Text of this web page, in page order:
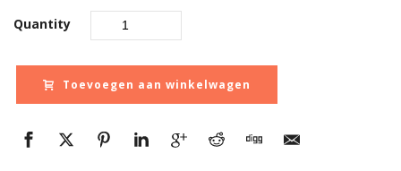
Quantity
Toevoegen aan winkelwagen